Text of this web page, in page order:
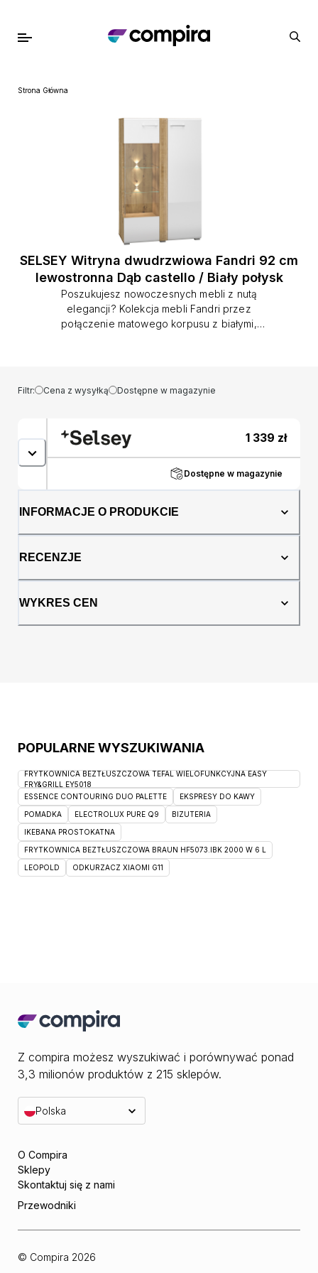
Strona Główna
SELSEY Witryna dwudrzwiowa Fandri 92 cm
lewostronna Dąb castello / Biały połysk
Poszukujesz nowoczesnych mebli z nutą
elegancji? Kolekcja mebli Fandri przez
połączenie matowego korpusu z białymi,
się jako ozdoba salonu lub jadalni.
Przeszklona część pozwoli na
eleganckiej zastawy. Dodatkowo w meblu
znajduje się aż 6 zamykanych schowków,
dzięki którym ukryjesz mniej atrakcyjne
przedmioty. Atutem mebla jest dekoracyjna
listwa z frezowaniem w formie pionowych
umieszczona na froncie mebla. Szczegóły
produktu: korpus wykonany z płyty
zarysowania, krawędzie zabezpieczone
obrzeżem ABS, które chroni przed
wykonana z wysokiej jakości,
certyfikowanego szkła hartowanego
Filtr: Cena z wysyłką Dostępne w magazynie
1 339 zł
Dostępne w magazynie
INFORMACJE O PRODUKCIE
RECENZJE
WYKRES CEN
POPULARNE WYSZUKIWANIA
FRYTKOWNICA BEZTŁUSZCZOWA TEFAL WIELOFUNKCYJNA EASY
FRY&GRILL EY5018
ESSENCE CONTOURING DUO PALETTE
EKSPRESY DO KAWY
POMADKA ELECTROLUX PURE Q9 BIZUTERIA
IKEBANA PROSTOKATNA
FRYTKOWNICA BEZTŁUSZCZOWA BRAUN HF5073.IBK 2000 W 6 L
LEOPOLD ODKURZACZ XIAOMI G11
Z compira możesz wyszukiwać i porównywać ponad
3,3 milionów produktów z 215 sklepów.
Polska
O Compira
Sklepy
Skontaktuj się z nami
Przewodniki
© Compira 2026